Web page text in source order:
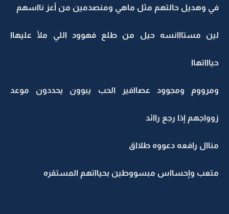
في وهديل حالتهم مثل ماهي ومنصدمين من أعز نااسهم
لين مستااانسه حيل من طلع فهوود اللي ملأ عليهاا
حياااتهاا
ومرووم ومجوود عصاافير الحب يبوون يحددون موعد
زوواجهم إذا رجع راائد
مناال رافعه دعووه طلااق
متعب وإحسااس مبسووطين بحيااتهم المستقره